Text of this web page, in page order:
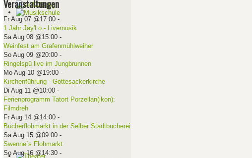
Veranstaltungen
Fr Aug 07 @17:00-
1 Jahr Jay'Lo - Livemusik
Sa Aug 08 @15:00-
Weinfest am Grafenmühlweiher
So Aug 09 @20:00-
Ringelspü live im Jungbrunnen
Mo Aug 10 @19:00-
Kirchenführung - Gottesackerkirche
Di Aug 11 @10:00-
Ferienprogramm Tatort Porzellan(ikon):
Filmdreh
Fr Aug 14 @14:00-
Bücherflohmarkt in der Selber Stadtbücherei
Sa Aug 15 @09:00-
Swenne´s Flohmarkt
So Aug 16 @14:30-